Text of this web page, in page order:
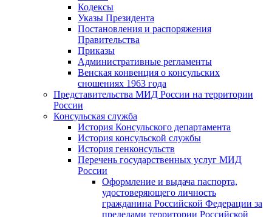
Кодексы
Указы Президента
Постановления и распоряжения
Правительства
Приказы
Административные регламенты
Венская конвенция о консульских
сношениях 1963 года
Представительства МИД России на территории
России
Консульская служба
История Консульского департамента
История консульской службы
История генконсульств
Перечень государственных услуг МИД
России
Оформление и выдача паспорта,
удостоверяющего личность
гражданина Российской Федерации за
пределами территории Российской